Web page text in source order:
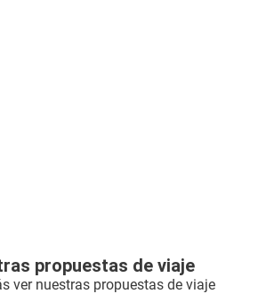
propuestas de viaje
ver nuestras propuestas de viaje